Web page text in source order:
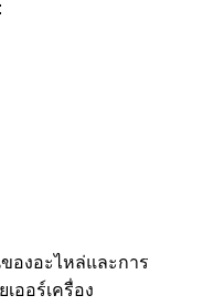
องอะไหล่และการ
ออร์เครื่อง